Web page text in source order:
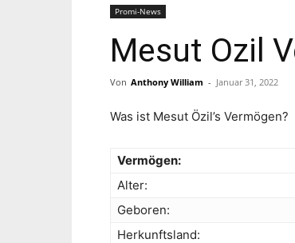
Promi-News
Mesut Ozil
Von Anthony William - Januar 31, 2022
Was ist Mesut Özil’s Vermögen?
Vermögen:
Alter:
Geboren:
Herkunftsland: